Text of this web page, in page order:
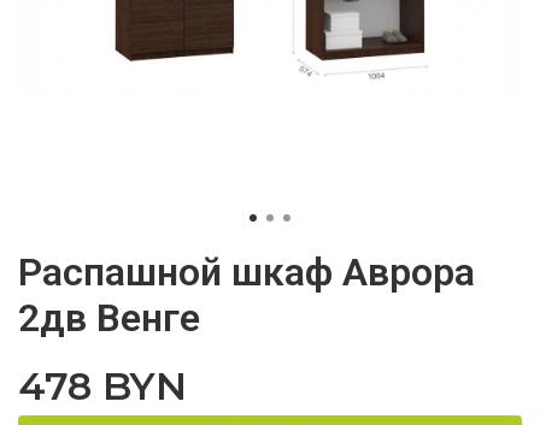
Распашной шкаф Аврора
2дв Венге
478 BYN